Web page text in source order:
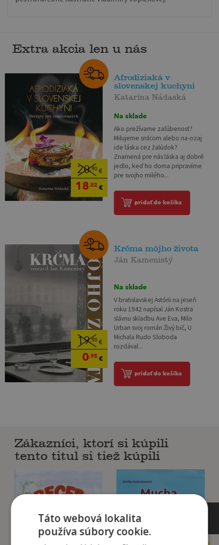
Extra akcia len u nás
20,90€
18,82€
Afrodiziaká v
slovenskej kuchyni
Katarína Nádaská
Na sklade
Ako prežívame zaľúbenosť?
Milujeme srdcom alebo na-ozaj
ide láska cez žalúdok?
Znamená pre nás láska aj dobré
jedlo, keď ho doma pripravíme
pre svojho milého...
pridať do košíka
19,90€
0,95€
Krčma môjho života
Ján Kamenistý
Na sklade
V bratislavskej Astórii na jeseň
roku 1942 napísal Ján Kostra
slávnu skladbu Ave Eva, Milo
Urban svoj román Živý bič, U
Michala Rudo Sloboda
rozdával...
pridať do košíka
Zákazníci, ktorí si kúpili
tento titul si tiež kúpili
Táto webová lokalita
používa súbory cookie.